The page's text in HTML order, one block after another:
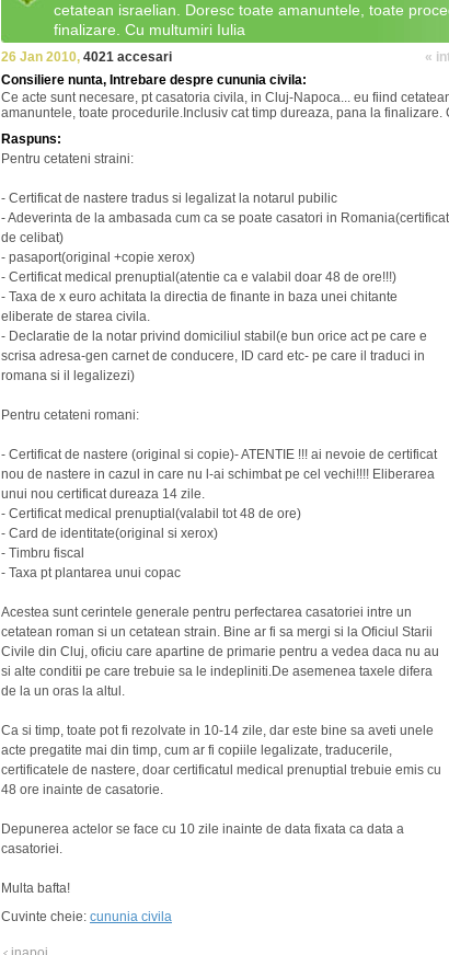
cetatean israelian. Doresc toate amanuntele, toate
finalizare. Cu multumiri Iulia
26 Jan 2010, 4021 accesari «
Consiliere nunta, Intrebare despre cununia civila:
Ce acte sunt necesare, pt casatoria civila, in Cluj-Napoca... eu fiind
amanuntele, toate procedurile.Inclusiv cat timp dureaza, pana la finalizare.
Raspuns:
Pentru cetateni straini:
- Certificat de nastere tradus si legalizat la notarul pubilic
- Adeverinta de la ambasada cum ca se poate casatori in Romania(certificat
de celibat)
- pasaport(original +copie xerox)
- Certificat medical prenuptial(atentie ca e valabil doar 48 de ore!!!)
- Taxa de x euro achitata la directia de finante in baza unei chitante
eliberate de starea civila.
- Declaratie de la notar privind domiciliul stabil(e bun orice act pe care e
scrisa adresa-gen carnet de conducere, ID card etc- pe care il traduci in
romana si il legalizezi)
Pentru cetateni romani:
- Certificat de nastere (original si copie)- ATENTIE !!! ai nevoie de certificat
nou de nastere in cazul in care nu l-ai schimbat pe cel vechi!!!! Eliberarea
unui nou certificat dureaza 14 zile.
- Certificat medical prenuptial(valabil tot 48 de ore)
- Card de identitate(original si xerox)
- Timbru fiscal
- Taxa pt plantarea unui copac
Acestea sunt cerintele generale pentru perfectarea casatoriei intre un
cetatean roman si un cetatean strain. Bine ar fi sa mergi si la Oficiul Starii
Civile din Cluj, oficiu care apartine de primarie pentru a vedea daca nu au
si alte conditii pe care trebuie sa le indepliniti.De asemenea taxele difera
de la un oras la altul.
Ca si timp, toate pot fi rezolvate in 10-14 zile, dar este bine sa aveti unele
acte pregatite mai din timp, cum ar fi copiile legalizate, traducerile,
certificatele de nastere, doar certificatul medical prenuptial trebuie emis cu
48 ore inainte de casatorie.
Depunerea actelor se face cu 10 zile inainte de data fixata ca data a
casatoriei.
Multa bafta!
Cuvinte cheie: cununia civila